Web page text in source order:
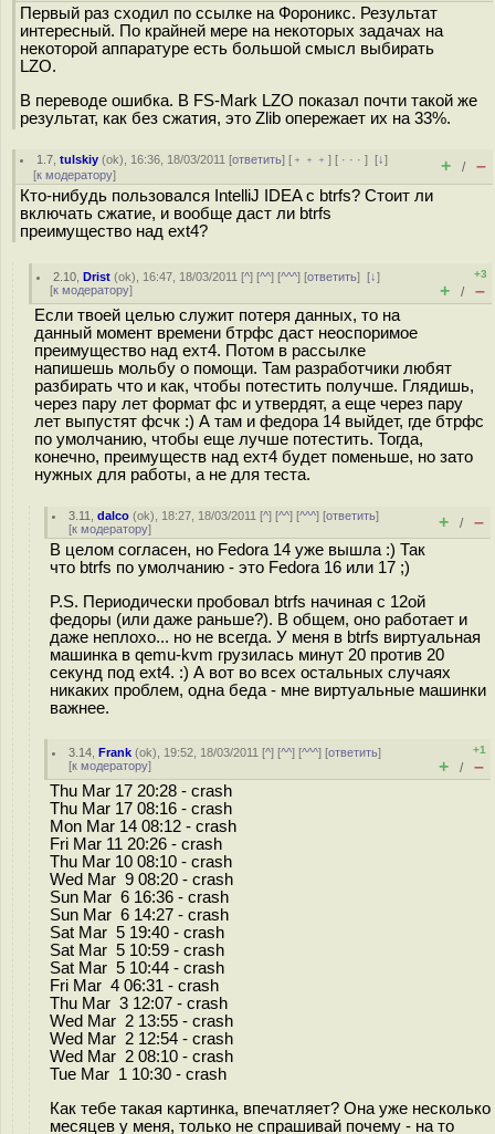
Первый раз сходил по ссылке на Фороникс. Результат
интересный. По крайней мере на некоторых задачах на
некоторой аппаратуре есть большой смысл выбирать
LZO.
В переводе ошибка. В FS-Mark LZO показал почти такой же
результат, как без сжатия, это Zlib опережает их на 33%.
1.7 ,tulskiy (ok), 16:36, 18/03/2011 [ответить] [ ﹢﹢﹢] [ · · ·][↓]
[к модератору] + / –
Кто-нибудь пользовался IntelliJ IDEA c btrfs? Стоит ли
включать сжатие, и вообще даст ли btrfs
преимущество над ext4?
2.10 ,Drist (ok), 16:47, 18/03/2011 [^] [^^] [^^^] [ответить][↓]
[к модератору]
+3
+ / –
Если твоей целью служит потеря данных, то на
данный момент времени бтрфс даст неоспоримое
преимущество над ехт4. Потом в рассылке
напишешь мольбу о помощи. Там разработчики любят
разбирать что и как, чтобы потестить получше. Глядишь,
через пару лет формат фс и утвердят, а еще через пару
лет выпустят фсчк :) А там и федора 14 выйдет, где бтрфс
по умолчанию, чтобы еще лучше потестить. Тогда,
конечно, преимуществ над ехт4 будет поменьше, но зато
нужных для работы, а не для теста.
3.11 ,dalco (ok), 18:27, 18/03/2011 [^] [^^] [^^^] [ответить]
[к модератору] + / –
В целом согласен, но Fedora 14 уже вышла :) Так
что btrfs по умолчанию - это Fedora 16 или 17 ;)
P.S. Периодически пробовал btrfs начиная с 12ой
федоры (или даже раньше?). В общем, оно работает и
даже неплохо... но не всегда. У меня в btrfs виртуальная
машинка в qemu-kvm грузилась минут 20 против 20
секунд под ext4. :) А вот во всех остальных случаях
никаких проблем, одна беда - мне виртуальные машинки
важнее.
3.14 ,Frank (ok), 19:52, 18/03/2011 [^] [^^] [^^^] [ответить]
[к модератору]
+1
+ / –
Thu Mar 17 20:28 - crash
Thu Mar 17 08:16 - crash
Mon Mar 14 08:12 - crash
Fri Mar 11 20:26 - crash
Thu Mar 10 08:10 - crash
Wed Mar 9 08:20 - crash
Sun Mar 6 16:36 - crash
Sun Mar 6 14:27 - crash
Sat Mar 5 19:40 - crash
Sat Mar 5 10:59 - crash
Sat Mar 5 10:44 - crash
Fri Mar 4 06:31 - crash
Thu Mar 3 12:07 - crash
Wed Mar 2 13:55 - crash
Wed Mar 2 12:54 - crash
Wed Mar 2 08:10 - crash
Tue Mar 1 10:30 - crash
Как тебе такая картинка, впечатляет? Она уже несколько
месяцев у меня, только не спрашивай почему - на то